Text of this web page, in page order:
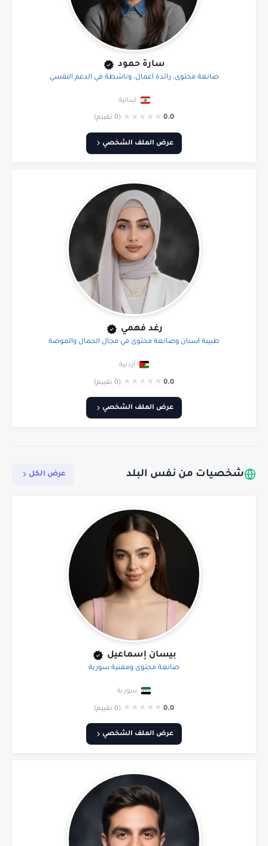
سارة حمود
صانعة محتوى، رائدة أعمال، وناشطة في الدعم النفسي
لبنانية
0.0
★
★
★
★
★ (0 تقييم)
عرض الملف الشخصي
رغد فهمي
طبيبة أسنان وصانعة محتوى في مجال الجمال والموضة
أردنية
0.0
★
★
★
★
★ (0 تقييم)
عرض الملف الشخصي
شخصيات من نفس البلد عرض الكل
بيسان إسماعيل
صانعة محتوى ومغنية سورية
سورية
0.0
★
★
★
★
★ (0 تقييم)
عرض الملف الشخصي